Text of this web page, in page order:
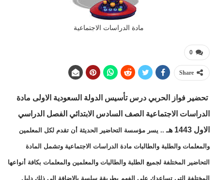
مادة الدراسات الاجتماعية
0
Share
تحضير فواز الحربي درس تأسيس الدولة السعودية الاولى مادة
الدراسات الاجتماعية الصف السادس الابتدائي الفصل الدراسي
الاول 1443 هـ
.. يسر مؤسسة التحاضير الحديثة أن تقدم لكل المعلمين
والمعلمات والطلبة والطالبات مادة الدراسات الاجتماعية وتشمل المادة
التحاضير المختلفة لجميع الطلبة والطالبات والمعلمين والمعلمات بكافة أنواعها
المختلفة التي تساعدك على الفهم بطريقة سلسة بالإضافة إلى ذلك دليل